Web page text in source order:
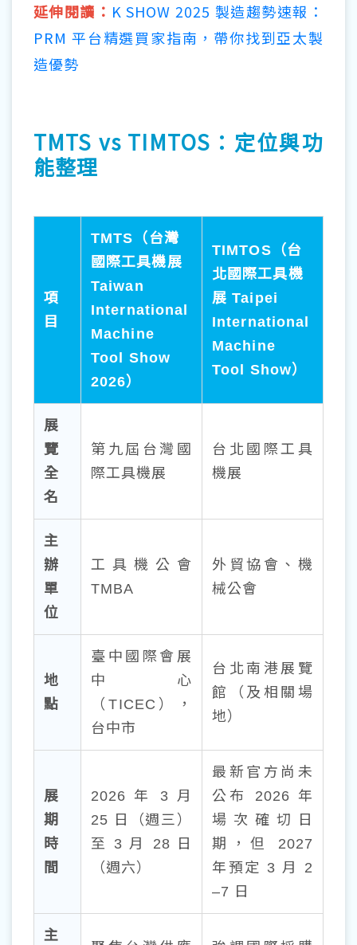
延伸閱讀： K SHOW 2025 製造趨勢速報：
PRM 平台精選買家指南，帶你找到亞太製
造優勢
TMTS vs TIMTOS：定位與功
能整理
項
目
TMTS（台灣
國際工具機展
Taiwan
International
Machine
Tool Show
2026）
TIMTOS（台
北國際工具機
展 Taipei
International
Machine
Tool Show）
展
覽
全
名
第九屆台灣國
際工具機展
台北國際工具
機展
主
辦
單
位
工具機公會
TMBA
外貿協會、機
械公會
地
點
臺中國際會展
中心
（TICEC），
台中市
台北南港展覽
館（及相關場
地）
展
期
時
間
2026 年 3 月
25 日（週三）
至 3 月 28 日
（週六）
最新官方尚未
公布 2026 年
場次確切日
期，但 2027
年預定 3 月 2
–7 日
主